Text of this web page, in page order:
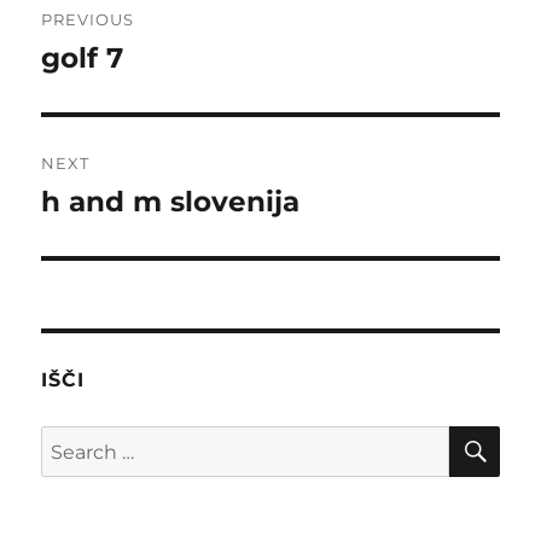
navigation
PREVIOUS
Previous
golf 7
NEXT
Next
h and m slovenija
IŠČI
Search
for: